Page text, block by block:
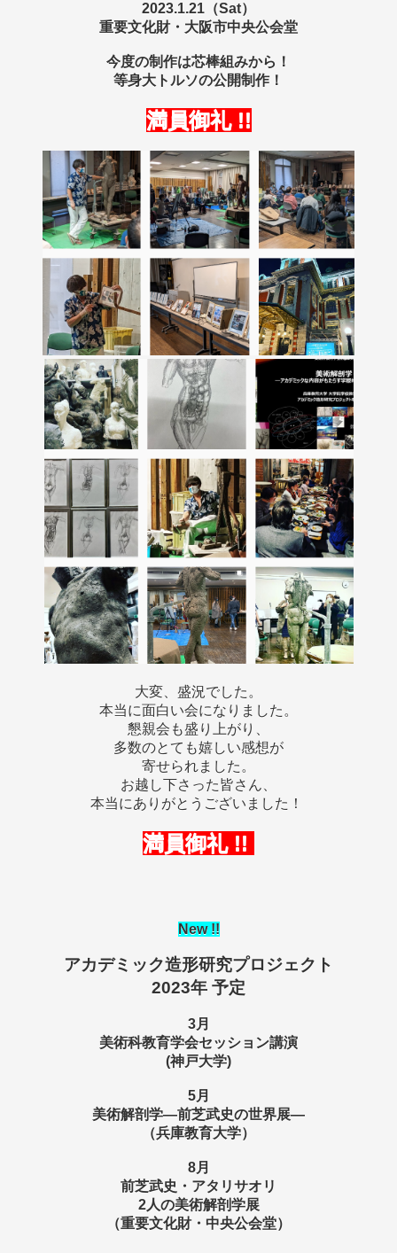
2023.1.21（Sat）
重要文化財・大阪市中央公会堂
今度の制作は芯棒組みから！
等身大トルソの公開制作！
満員御礼 !!
大変、盛況でした。
本当に面白い会になりました。
懇親会も盛り上がり、
多数のとても嬉しい感想が
寄せられました。
お越し下さった皆さん、
本当にありがとうございました！
満員御礼 !!
New !!
アカデミック造形研究プロジェクト
2023年 予定
3月
美術科教育学会セッション講演
(神戸大学)
5月
美術解剖学―前芝武史の世界展―
（兵庫教育大学）
8月
前芝武史・アタリサオリ
2人の美術解剖学展
（重要文化財・中央公会堂）